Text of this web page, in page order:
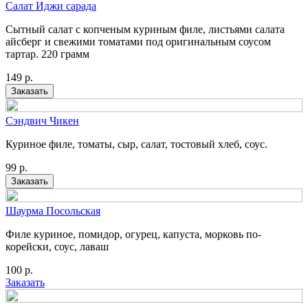
Салат Иджи сарада
Сытный салат с копченым куриным филе, листьями салата
айсберг и свежими томатами под оригинальным соусом
тартар. 220 грамм
149 р.
Заказать
Сэндвич Чикен
Куриное филе, томаты, сыр, салат, тостовый хлеб, соус.
99 р.
Заказать
Шаурма Посольская
Филе куриное, помидор, огурец, капуста, морковь по-
корейски, соус, лаваш
100 р.
Заказать